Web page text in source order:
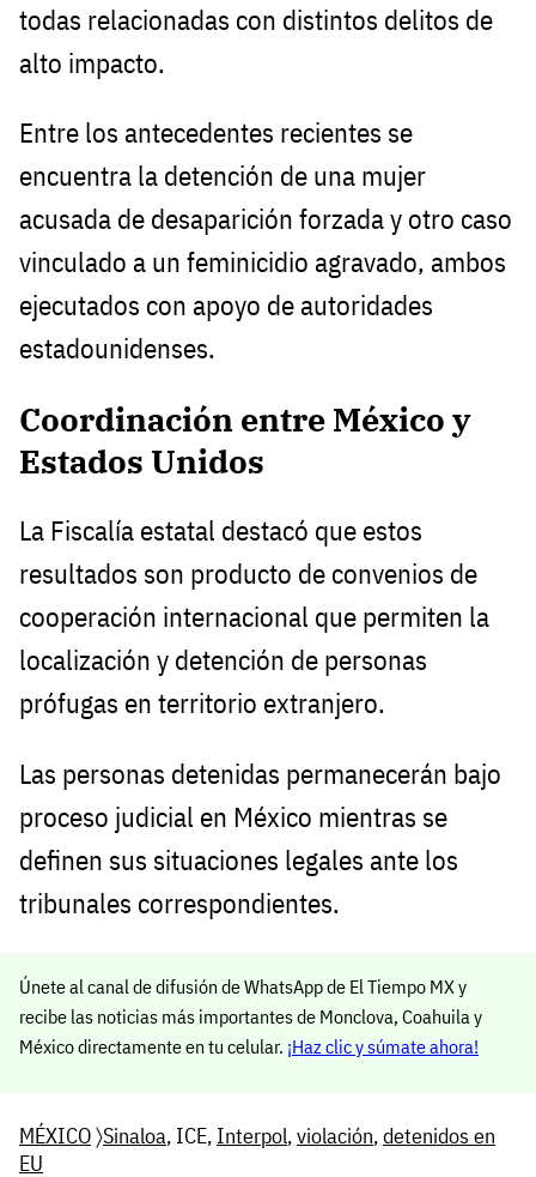
todas relacionadas con distintos delitos de
alto impacto.
Entre los antecedentes recientes se
encuentra la detención de una mujer
acusada de desaparición forzada y otro caso
vinculado a un feminicidio agravado, ambos
ejecutados con apoyo de autoridades
estadounidenses.
Coordinación entre México y
Estados Unidos
La Fiscalía estatal destacó que estos
resultados son producto de convenios de
cooperación internacional que permiten la
localización y detención de personas
prófugas en territorio extranjero.
Las personas detenidas permanecerán bajo
proceso judicial en México mientras se
definen sus situaciones legales ante los
tribunales correspondientes.
Únete al canal de difusión de WhatsApp de El Tiempo MX y
recibe las noticias más importantes de Monclova, Coahuila y
México directamente en tu celular. ¡Haz clic y súmate ahora!
MÉXICO〉Sinaloa, ICE, Interpol,violación,detenidos en
EU